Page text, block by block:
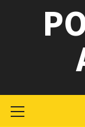
Menu